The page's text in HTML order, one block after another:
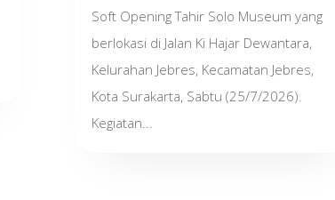
Soft Opening Tahir Solo Museum yang
berlokasi di Jalan Ki Hajar Dewantara,
Kelurahan Jebres, Kecamatan Jebres,
Kota Surakarta, Sabtu (25/7/2026).
Kegiatan...